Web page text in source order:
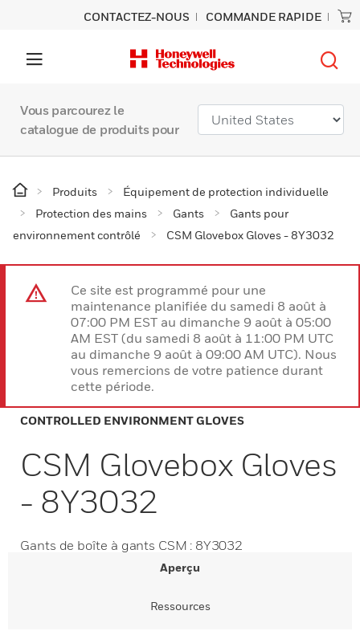
CONTACTEZ-NOUS COMMANDE RAPIDE
Vous parcourez le
catalogue de produits pour
Produits
Équipement de protection individuelle
Protection des mains
Gants
Gants pour
environnement contrôlé
CSM Glovebox Gloves - 8Y3032
Ce site est programmé pour une
maintenance planifiée du samedi 8 août à
07:00 PM EST au dimanche 9 août à 05:00
AM EST (du samedi 8 août à 11:00 PM UTC
au dimanche 9 août à 09:00 AM UTC). Nous
vous remercions de votre patience durant
cette période.
CONTROLLED ENVIRONMENT GLOVES
CSM Glovebox Gloves
- 8Y3032
Gants de boîte à gants CSM : 8Y3032
Aperçu
Ressources